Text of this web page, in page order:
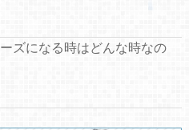
ズになる時はどんな時なの